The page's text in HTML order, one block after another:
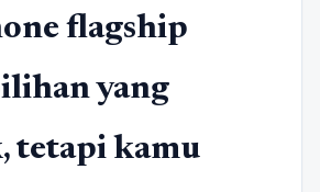
flagship
yang
tetapi kamu